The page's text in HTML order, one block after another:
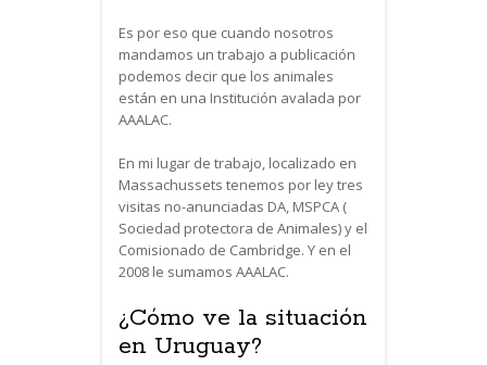
Es por eso que cuando nosotros
mandamos un trabajo a publicación
podemos decir que los animales
están en una Institución avalada por
AAALAC.
En mi lugar de trabajo, localizado en
Massachussets tenemos por ley tres
visitas no-anunciadas DA, MSPCA (
Sociedad protectora de Animales) y el
Comisionado de Cambridge. Y en el
2008 le sumamos AAALAC.
¿Cómo ve la situación
en Uruguay?